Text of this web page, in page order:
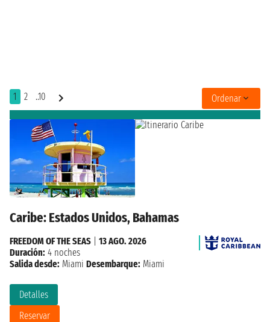
1 2 ..10 Ordenar
Caribe: Estados Unidos, Bahamas
Detalles
Reservar
FREEDOM OF THE SEAS
13 AGO. 2026
Duración: 4 noches
Salida desde: Miami Desembarque: Miami